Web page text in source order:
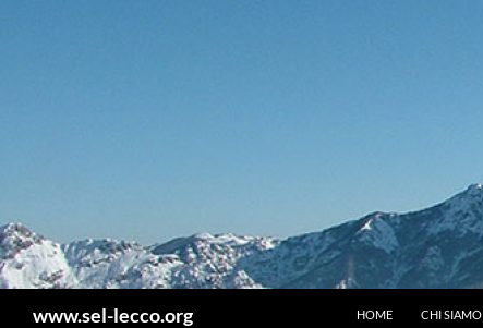
www.sel-lecco.org HOME CHI SIAMO